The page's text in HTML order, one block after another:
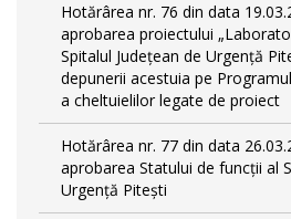
Hotărârea nr. 76 din data
aprobarea proiectului
Spitalul Județean de Urgență
depunerii acestuia pe
a cheltuielilor legate de proiect
Hotărârea nr. 77 din data
aprobarea Statului de funcții al
Urgență Pitești